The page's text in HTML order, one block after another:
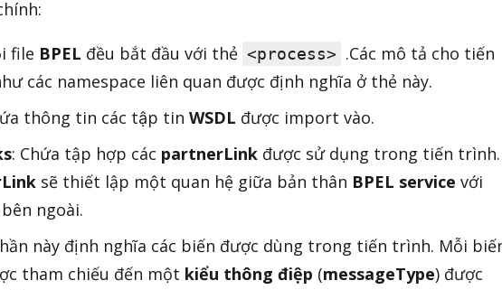
file BPEL đều bắt đầu với thẻ <process> .Các mô tả cho tiến
các namespace liên quan được định nghĩa ở thẻ này.
thông tin các tập tin WSDL được import vào.
: Chứa tập hợp các partnerLink được sử dụng trong tiến trình.
sẽ thiết lập một quan hệ giữa bản thân BPEL service với
ngoài.
này định nghĩa các biến được dùng trong tiến trình. Mỗi
tham chiếu đến một kiểu thông điệp (messageType) được